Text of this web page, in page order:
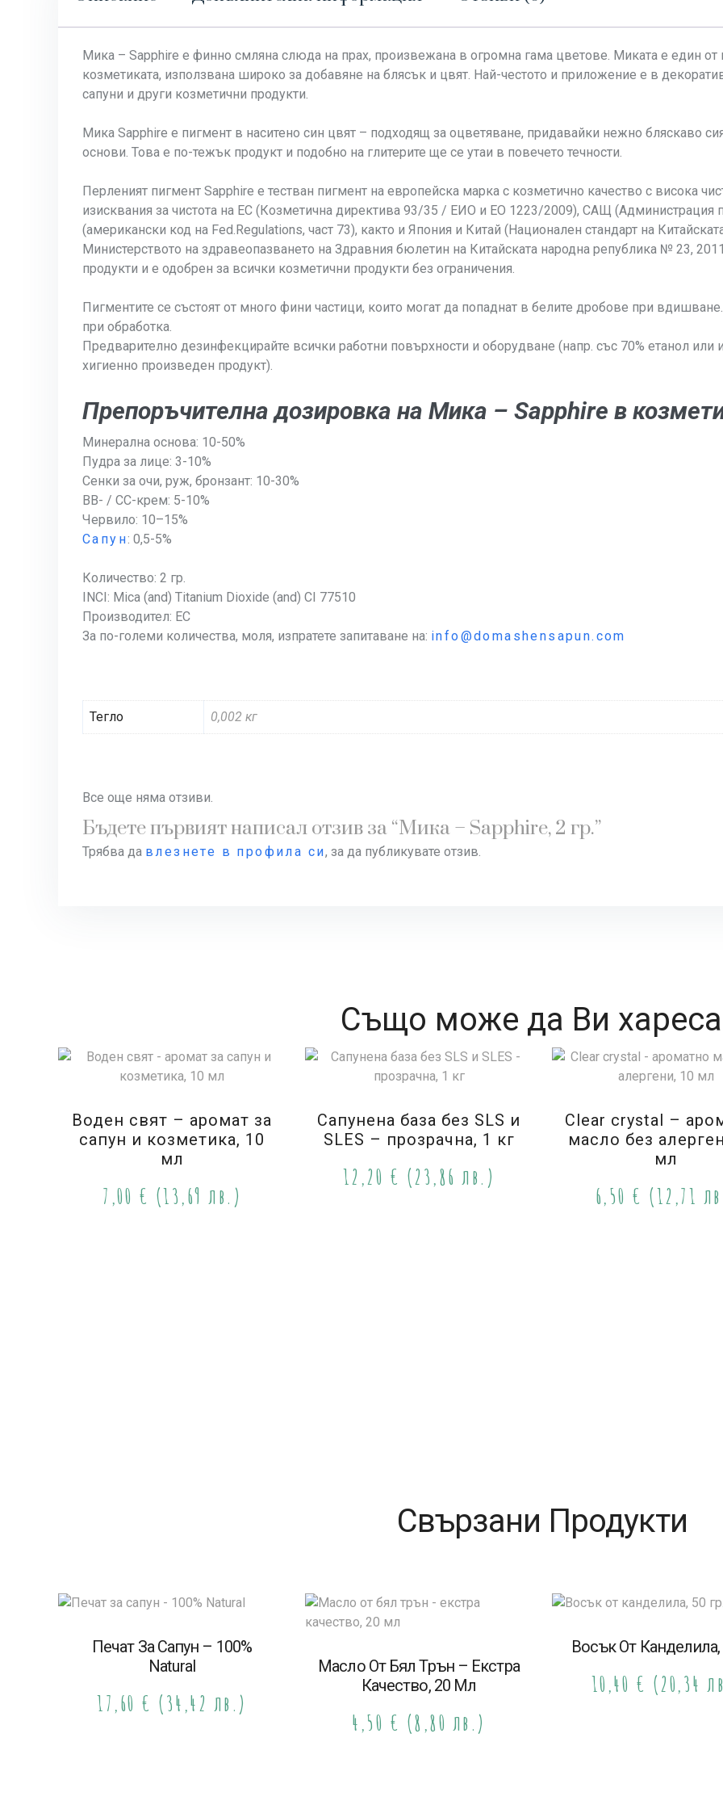
Мика – Sapphire е финно смляна слюда на прах, произвежана в огромна гама цветове. Миката е един
козметиката, използвана широко за добавяне на блясък и цвят. Най-честото и приложение е в
сапуни и други козметични продукти.
Мика Sapphire е пигмент в наситено син цвят – подходящ за оцветяване, придавайки нежно бляскаво
основи. Това е по-тежък продукт и подобно на глитерите ще се утаи в повечето течности.
Перленият пигмент Sapphire е тестван пигмент на европейска марка с козметично качество с висока
изисквания за чистота на ЕС (Козметична директива 93/35 / ЕИО и ЕО 1223/2009), САЩ (Администрация
(американски код на Fed.Regulations, част 73), както и Япония и Китай (Национален стандарт на
Министерството на здравеопазването на Здравния бюлетин на Китайската народна република № 23,
продукти и е одобрен за всички козметични продукти без ограничения.
Пигментите се състоят от много фини частици, които могат да попаднат в белите дробове при
при обработка.
Предварително дезинфекцирайте всички работни повърхности и оборудване (напр. със 70% етанол или
хигиенно произведен продукт).
Препоръчителна дозировка на Мика – Sapphire в
Минерална основа: 10-50%
Пудра за лице: 3-10%
Сенки за очи, руж, бронзант: 10-30%
BB- / CC-крем: 5-10%
Червило: 10–15%
Сапун: 0,5-5%
Количество: 2 гр.
INCI: Mica (and) Titanium Dioxide (and) CI 77510
Производител: EC
За по-големи количества, моля, изпратете запитаване на: info@domashensapun.com
Тегло 0,002 кг
Все още няма отзиви.
Бъдете първият написал отзив за “Мика – Sapphire, 2 гр.”
Трябва да влезнете в профила си, за да публикувате отзив.
Също може да Ви
Воден свят – аромат за
сапун и козметика, 10
мл
7,00 € (13,69 лв.)
Сапунена база без SLS и
SLES – прозрачна, 1 кг
12,20 € (23,86 лв.)
Clear crystal –
масло без
мл
6,50 € (12,71
Свързани Продукти
Печат За Сапун – 100%
Natural
17,60 € (34,42 лв.)
Масло От Бял Трън – Екстра
Качество, 20 Мл
4,50 € (8,80 лв.)
Восък От Канделила,
10,40 € (20,34